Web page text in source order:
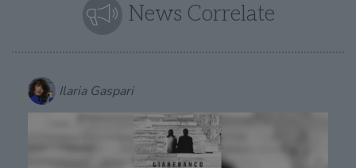
News Correlate
Ilaria Gaspari